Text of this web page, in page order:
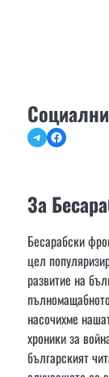
TelegramFacebook
За
Бесарабски
цел
развитие на
насочихме
хроники за
българският